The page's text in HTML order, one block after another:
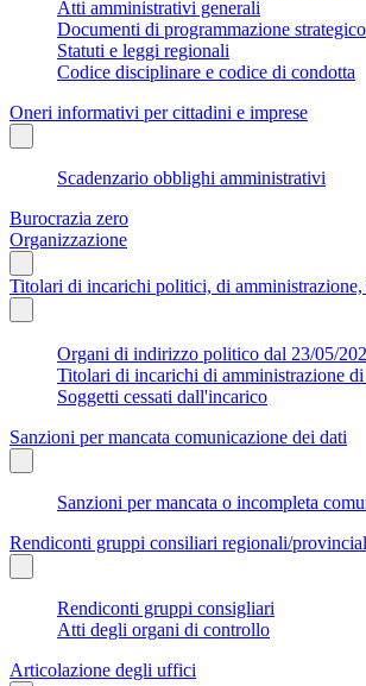
Atti amministrativi generali
Documenti di programmazione
Statuti e leggi regionali
Codice disciplinare e codice di condotta
Oneri informativi per cittadini e imprese
Scadenzario obblighi amministrativi
Burocrazia zero
Organizzazione
Titolari di incarichi politici, di
Organi di indirizzo politico dal 23/05/
Titolari di incarichi di amministrazione
Soggetti cessati dall'incarico
Sanzioni per mancata comunicazione dei dati
Sanzioni per mancata o incompleta
Rendiconti gruppi consiliari regionali/
Rendiconti gruppi consigliari
Atti degli organi di controllo
Articolazione degli uffici